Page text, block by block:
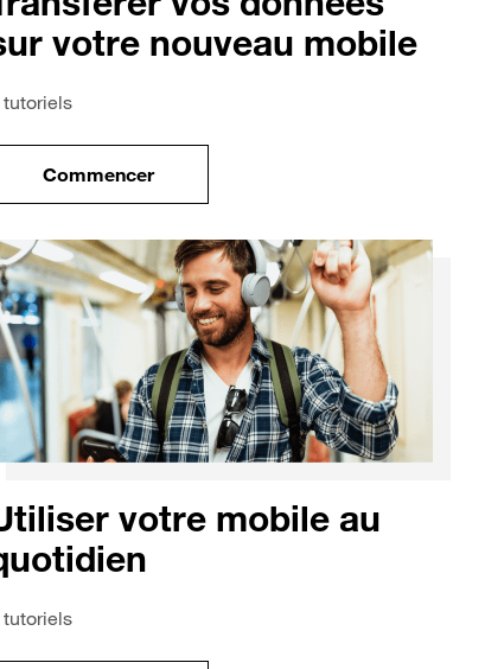
votre nouveau mobile
tutoriels
Commencerle tuto pour Transférer vos données sur
votre mobile au
tutoriels